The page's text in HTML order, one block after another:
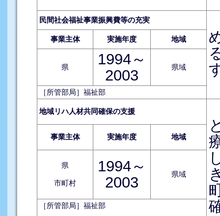
民間社会福祉事業振興費等の充実
事業主体 実施年度 地域
県
1994～
2003
県域
［所管部局］福祉部
地域リハ人材共同確保の支援
事業主体 実施年度 地域
県
市町村
1994～
2003
県域
［所管部局］福祉部